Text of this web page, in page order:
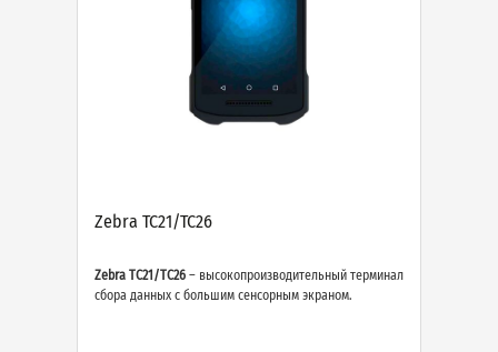
Zebra TC21/TC26
Zebra TC21/TC26 – высокопроизводительный терминал
сбора данных с большим сенсорным экраном.